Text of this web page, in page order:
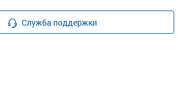
Служба поддержки